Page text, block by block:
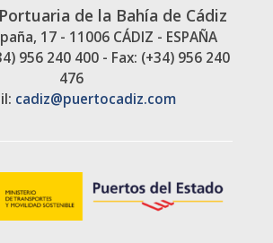
de la Bahía de Cádiz
17 - 11006 CÁDIZ - ESPAÑA
956 240 400 - Fax: (+34) 956 240
476
cadiz@puertocadiz.com